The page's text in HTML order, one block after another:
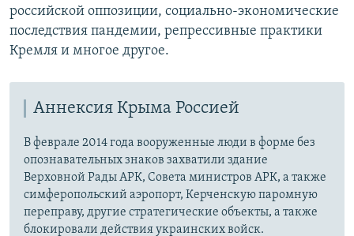
российской оппозиции, социально-экономические
последствия пандемии, репрессивные практики
Кремля и многое другое.
Аннексия Крыма Россией
В феврале 2014 года вооруженные люди в форме без
опознавательных знаков захватили здание
Верховной Рады АРК, Совета министров АРК, а также
симферопольский аэропорт, Керченскую паромную
переправу, другие стратегические объекты, а также
блокировали действия украинских войск.